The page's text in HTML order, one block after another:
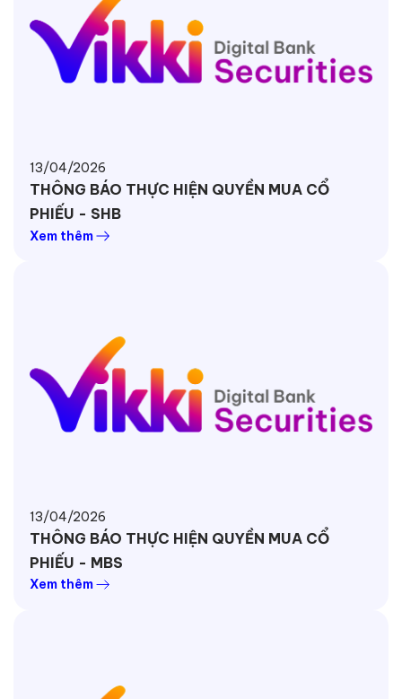
13/04/2026
THÔNG BÁO THỰC HIỆN QUYỀN MUA CỔ
PHIẾU - SHB
Xem thêm
13/04/2026
THÔNG BÁO THỰC HIỆN QUYỀN MUA CỔ
PHIẾU - MBS
Xem thêm